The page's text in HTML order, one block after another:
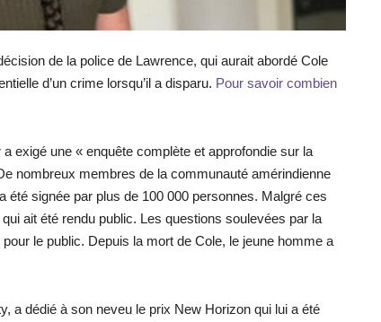
de la police de Lawrence, qui aurait abordé Cole
d’un crime lorsqu’il a disparu. Pour savoir combien
exigé une « enquête complète et approfondie sur la
nombreux membres de la communauté amérindienne
été signée par plus de 100 000 personnes. Malgré ces
ait été rendu public. Les questions soulevées par la
le public. Depuis la mort de Cole, le jeune homme a
a dédié à son neveu le prix New Horizon qui lui a été